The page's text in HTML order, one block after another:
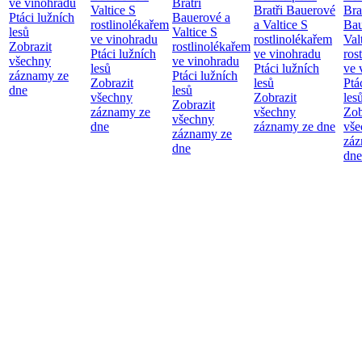
ve vinohradu
Ptáci lužních
lesů
Zobrazit
všechny
záznamy ze
dne
Valtice S
rostlinolékařem
ve vinohradu
Ptáci lužních
lesů
Zobrazit
všechny
záznamy ze
dne
Bratři
Bauerové a
Valtice S
rostlinolékařem
ve vinohradu
Ptáci lužních
lesů
Zobrazit
všechny
záznamy ze
dne
Bratři Bauerové
a Valtice S
rostlinolékařem
ve vinohradu
Ptáci lužních
lesů
Zobrazit
všechny
záznamy ze dne
ve
dne